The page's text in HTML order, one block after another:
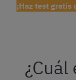
¡Haz test
¿Cuál